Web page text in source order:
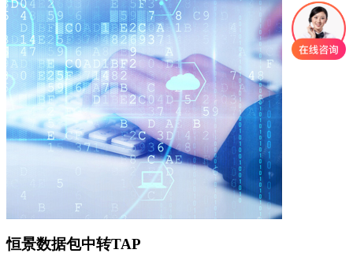
恒景数据包中转TAP